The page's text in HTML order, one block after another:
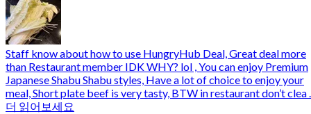
Staff know about how to use HungryHub Deal, Great deal more
than Restaurant member IDK WHY? lol , You can enjoy Premium
Japanese Shabu Shabu styles, Have a lot of choice to enjoy your
meal, Short plate beef is very tasty, BTW in restaurant don’t clea
더 읽어보세요